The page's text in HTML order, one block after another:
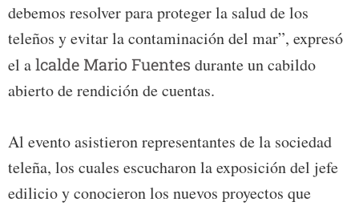
debemos resolver para proteger la salud de los
teleños y evitar la contaminación del mar”, expresó
el alcalde Mario Fuentes durante un cabildo
abierto de rendición de cuentas.
Al evento asistieron representantes de la sociedad
teleña, los cuales escucharon la exposición del jefe
edilicio y conocieron los nuevos proyectos que